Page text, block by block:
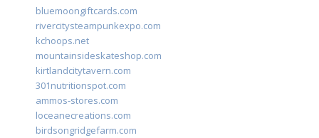
bluemoongiftcards.com
rivercitysteampunkexpo.com
kchoops.net
mountainsideskateshop.com
kirtlandcitytavern.com
301nutritionspot.com
ammos-stores.com
loceanecreations.com
birdsongridgefarm.com